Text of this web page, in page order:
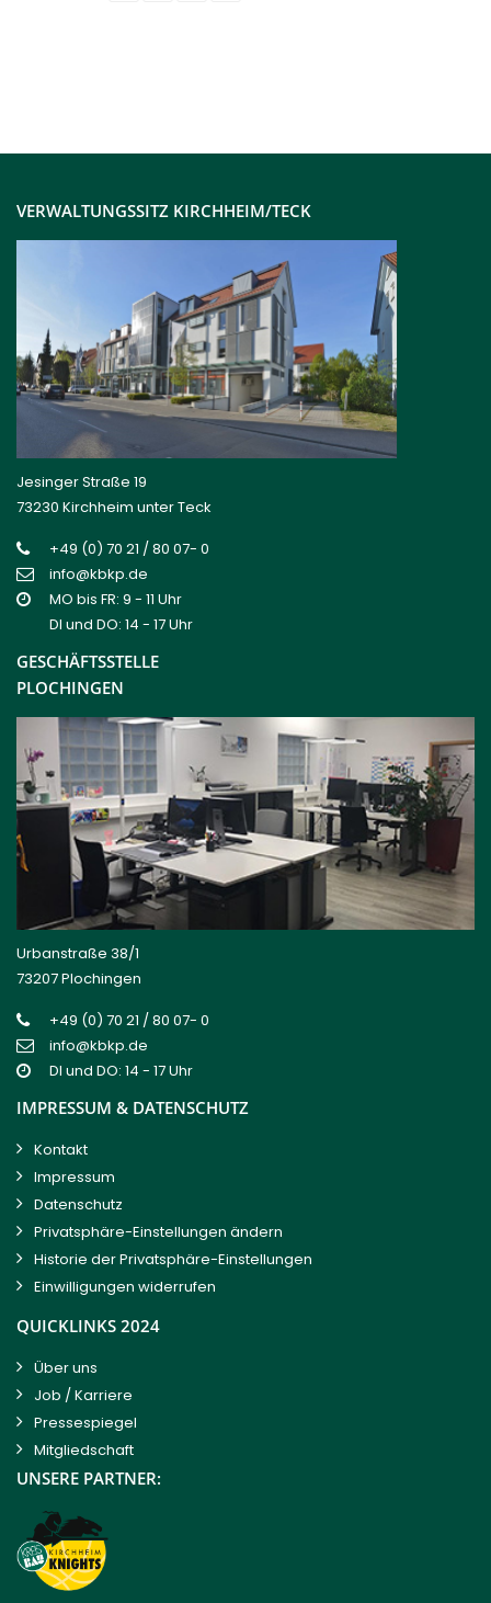
VERWALTUNGSSITZ KIRCHHEIM/TECK
Jesinger Straße 19
73230 Kirchheim unter Teck
+49 (0) 70 21 / 80 07- 0
info@kbkp.de
MO bis FR: 9 - 11 Uhr
DI und DO: 14 - 17 Uhr
GESCHÄFTSSTELLE
PLOCHINGEN
Urbanstraße 38/1
73207 Plochingen
+49 (0) 70 21 / 80 07- 0
info@kbkp.de
DI und DO: 14 - 17 Uhr
IMPRESSUM & DATENSCHUTZ
Kontakt
Impressum
Datenschutz
Privatsphäre-Einstellungen ändern
Historie der Privatsphäre-Einstellungen
Einwilligungen widerrufen
QUICKLINKS 2024
Über uns
Job / Karriere
Pressespiegel
Mitgliedschaft
UNSERE PARTNER: